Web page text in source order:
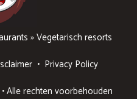
»Vegetarisch resorts
• Privacy Policy
Alle rechten voorbehouden